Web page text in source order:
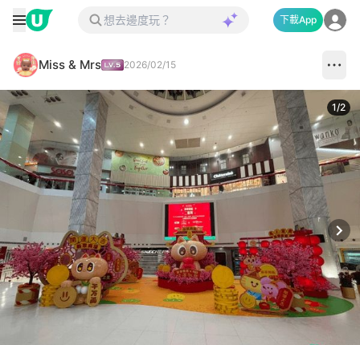
下載App
Miss & Mrs 2026/02/15
1/2